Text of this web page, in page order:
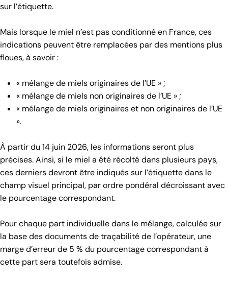
sur l’étiquette.
Mais lorsque le miel n’est pas conditionné en France, ces
indications peuvent être remplacées par des mentions plus
floues, à savoir :
« mélange de miels originaires de l’UE » ;
« mélange de miels non originaires de l’UE » ;
« mélange de miels originaires et non originaires de l’UE
».
À partir du 14 juin 2026, les informations seront plus
précises. Ainsi, si le miel a été récolté dans plusieurs pays,
ces derniers devront être indiqués sur l’étiquette dans le
champ visuel principal, par ordre pondéral décroissant avec
le pourcentage correspondant.
Pour chaque part individuelle dans le mélange, calculée sur
la base des documents de traçabilité de l’opérateur, une
marge d’erreur de 5 % du pourcentage correspondant à
cette part sera toutefois admise.